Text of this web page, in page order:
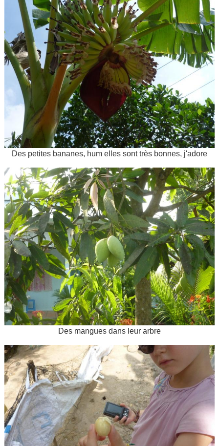
Des petites bananes, hum elles sont très bonnes, j'adore
Des mangues dans leur arbre